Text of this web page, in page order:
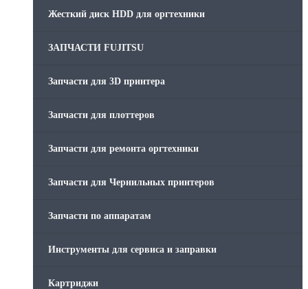
Жесткий диск HDD для оргтехники
ЗАПЧАСТИ FUJITSU
Запчасти для 3D принтера
Запчасти для плоттеров
Запчасти для ремонта оргтехники
Запчасти для Чернильных принтеров
Запчасти по аппаратам
Инструменты для сервиса и заправки
Картриджи